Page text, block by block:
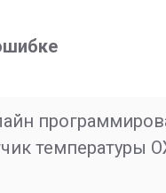
температуры